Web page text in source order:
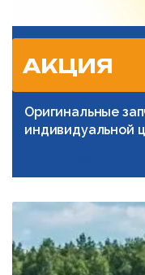
АКЦИЯ
Оригинальные
индивидуальной